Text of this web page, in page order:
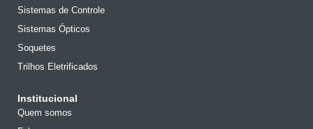
Sistemas de Controle
Sistemas Ópticos
Soquetes
Trilhos Eletrificados
Institucional
Quem somos